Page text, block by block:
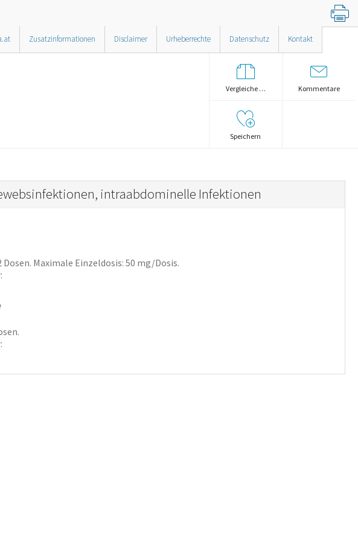
Zusatzinformationen Disclaimer Urheberrechte Datenschutz Kontakt
Vergleiche … Kommentare
Speichern
intraabdominelle Infektionen
Dosen. Maximale Einzeldosis: 50 mg/Dosis.